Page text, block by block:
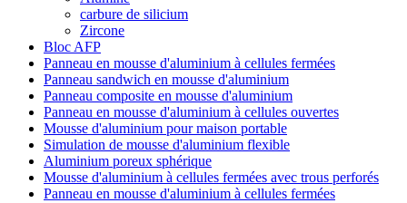
carbure de silicium
Zircone
Bloc AFP
Panneau en mousse d'aluminium à cellules fermées
Panneau sandwich en mousse d'aluminium
Panneau composite en mousse d'aluminium
Panneau en mousse d'aluminium à cellules ouvertes
Mousse d'aluminium pour maison portable
Simulation de mousse d'aluminium flexible
Aluminium poreux sphérique
Mousse d'aluminium à cellules fermées avec trous perforés
Panneau en mousse d'aluminium à cellules fermées